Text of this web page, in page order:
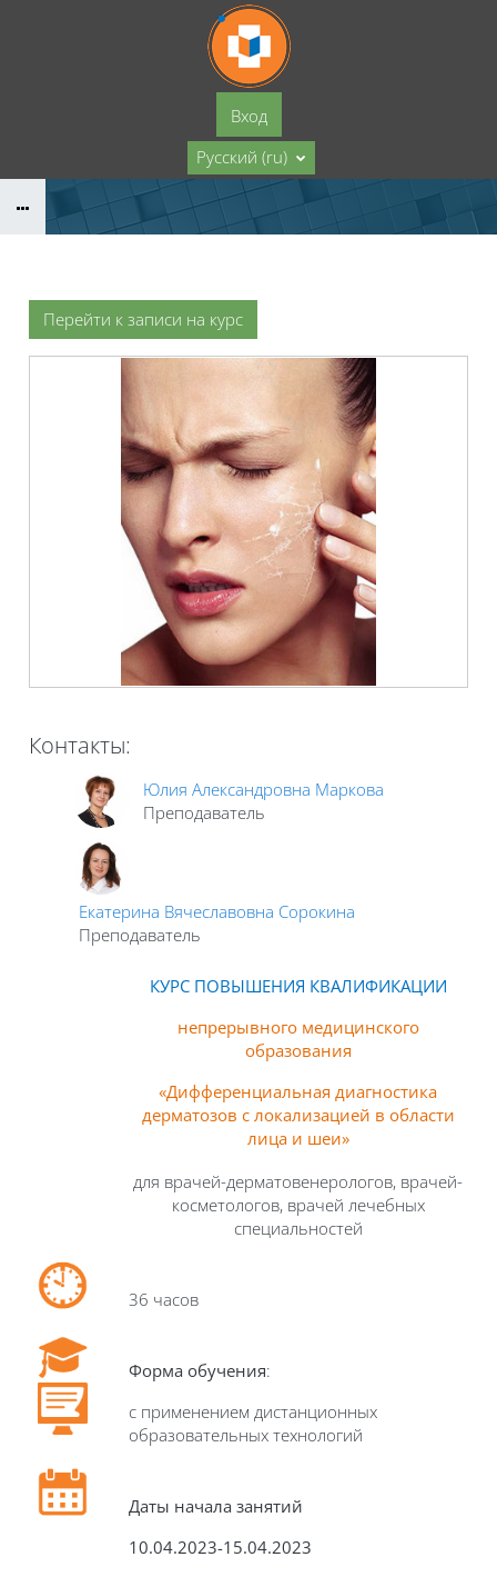
Перейти к основному содержанию
Вход
Русский ‎(ru)‎
Перейти к записи на курс
Контакты:
Юлия Александровна Маркова
Преподаватель
Екатерина Вячеславовна Сорокина
Преподаватель
КУРС ПОВЫШЕНИЯ КВАЛИФИКАЦИИ
непрерывного медицинского
образования
«Дифференциальная диагностика
дерматозов с локализацией в области
лица и шеи»
для врачей-дерматовенерологов, врачей-
косметологов, врачей лечебных
специальностей
36 часов
Форма обучения:
с применением дистанционных
образовательных технологий
Даты начала занятий
10.04.2023-15.04.2023